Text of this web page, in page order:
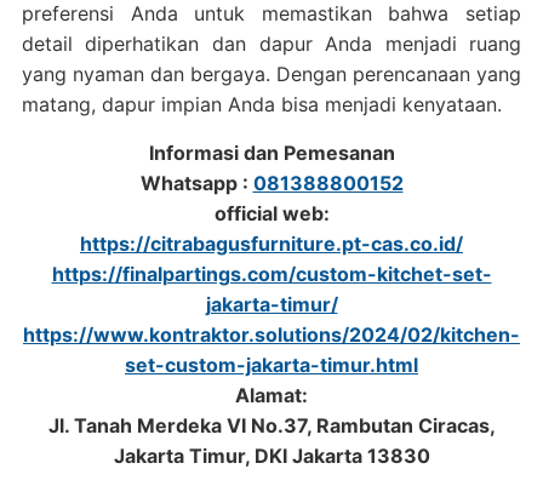
preferensi Anda untuk memastikan bahwa setiap
detail diperhatikan dan dapur Anda menjadi ruang
yang nyaman dan bergaya. Dengan perencanaan yang
matang, dapur impian Anda bisa menjadi kenyataan.
Informasi dan Pemesanan
Whatsapp : 081388800152
official web:
https://citrabagusfurniture.pt-cas.co.id/
https://finalpartings.com/custom-kitchet-set-
jakarta-timur/
https://www.kontraktor.solutions/2024/02/kitchen-
set-custom-jakarta-timur.html
Alamat:
Jl. Tanah Merdeka VI No.37, Rambutan Ciracas,
Jakarta Timur, DKI Jakarta 13830